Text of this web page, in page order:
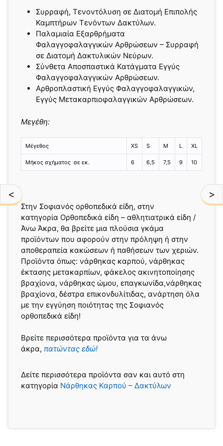
< >
Συρραφή, Τενοντόλυση σε Διατομή Επιπολής
Καμπτήρων Τενόντων Δακτύλων.
Παλαμιαία Εξαρθρήματα
Φαλαγγοφαλαγγικών Αρθρώσεων – Συρραφή
σε Διατομή Δακτυλικών Νεύρων.
Σύνθετα Αποσπαστικά Κατάγματα Εγγύς
Φαλαγγοφαλαγγικών Αρθρώσεων.
Αρθροπλαστική Εγγύς Φαλαγγοφαλαγγικών,
Εγγύς Μετακαρπιοφαλαγγικών Αρθρώσεων.
Mεγέθη:
Μέγεθος XS S M L XL
Μήκος σχήματος σε εκ. 6 6,5 7,5 9 10
Στην Σοφιανός ορθοπεδικά είδη, στην
κατηγορία Ορθοπεδικά είδη – αθλητιατρικά είδη /
Άνω Άκρα, θα βρείτε μια πλούσια γκάμα
προϊόντων που αφορούν στην πρόληψη ή στην
αποθεραπεία κακώσεων ή παθήσεων των χεριών.
Προϊόντα όπως: νάρθηκας καρπού, νάρθηκας
έκτασης μετακαρπίων, φάκελος ακινητοποίησης
βραχίονα, νάρθηκας ώμου, επαγκωνίδα,νάρθηκας
βραχίονα, δέστρα επικονδυλίτιδας, ανάρτηση όλα
με την εγγύηση ποιότητας της Σοφιανός
ορθοπεδικά είδη!
Βρείτε περισσότερα προϊόντα για τα άνω
άκρα, πατώντας εδώ!
Δείτε περισσότερα προϊόντα σαν και αυτό στη
κατηγορία Νάρθηκας Καρπού – Δακτύλων